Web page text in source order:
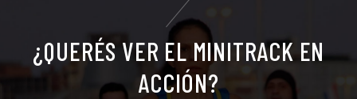
¿QUERÉS VER EL MINITRACK EN
ACCIÓN?